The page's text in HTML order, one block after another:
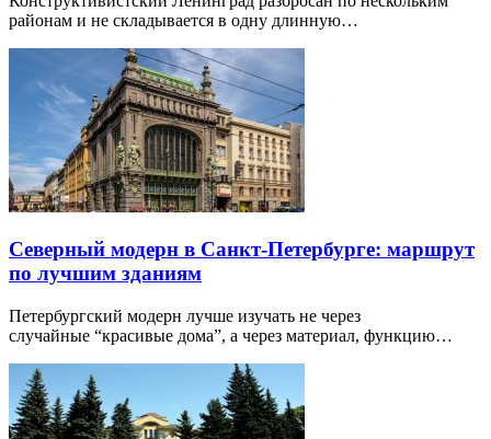
районам и не складывается в одну длинную…
Северный модерн в Санкт-Петербурге: маршрут
по лучшим зданиям
Петербургский модерн лучше изучать не через
случайные “красивые дома”, а через материал, функцию…